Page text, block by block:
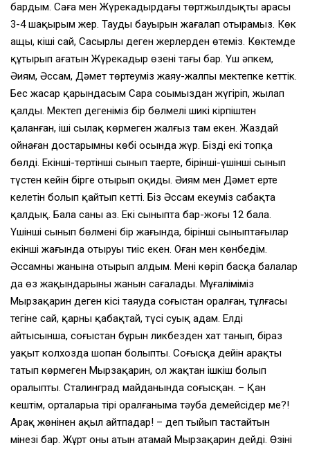
бардым. Саға мен Жүрекадырдағы төртжылдықтың арасы
3-4 шақырым жер. Таудың бауырын жағалап отырамыз. Көк
ащы, кіші сай, Сасырлы деген жерлерден өтеміз. Көктемде
құтырып ағатын Жүрекадыр өзені тағы бар. Үш әпкем,
Әиям, Әссам, Дәмет төртеуміз жаяу-жалпы мектепке кеттік.
Бес жасар қарындасым Сара соңымыздан жүгіріп, жылап
қалды. Мектеп дегеніміз бір бөлмелі шикі кірпіштен
қаланған, іші сылақ көрмеген жалғыз там екен. Жаздай
ойнаған достарымның көбі осында жүр. Бізді екі топқа
бөлді. Екінші-төртінші сынып таңертең, бірінші-үшінші сынып
түстен кейін бірге отырып оқиды. Әиям мен Дәмет ертең
келетін болып қайтып кетті. Біз Әссам екеуміз сабақта
қалдық. Бала саны аз. Екі сыныпта бар-жоғы 12 бала.
Үшінші сынып бөлменің бір жағында, бірінші сыныптағылар
екінші жағында отыруы тиіс екен. Оған мен көнбедім.
Әссамның жанына отырып алдым. Мені көріп басқа балалар
да өз жақындарының жанын сағалады. Мұғаліміміз
Мырзақарин деген кісі таяуда соғыстан оралған, тұлғасы
тегіне сай, қарны қабақтай, түсі суық адам. Елдің
айтысынша, соғыстан бұрын ликбезден хат танып, біраз
уақыт колхозда шопан болыпты. Соғысқа дейін арақты
татып көрмеген Мырзақарин, ол жақтан ішкіш болып
оралыпты. Сталинград майданында соғысқан. – Қан
кештім, орталарыңа тірі оралғаныма тәуба демейсіңдер ме?!
Арақ жөнінен ақыл айтпаңдар! – деп тыйып тастайтын
мінезі бар. Жұрт оның атын атамай Мырзақарин дейді. Өзінің